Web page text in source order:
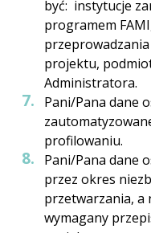
być: instytucje
programem
projektu,
Administratora.
Pani/Pana dane
profilowaniu.
Pani/Pana dane
przez okres
przetwarzania, a
wymagany